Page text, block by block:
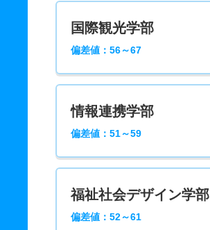
国際観光学部
偏差値：56～67
情報連携学部
偏差値：51～59
福祉社会デザイン学部
偏差値：52～61